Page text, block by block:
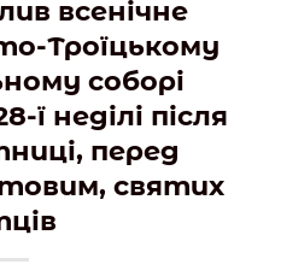
всенічне
Троїцькому
соборі
ї неділі після
перед
святих